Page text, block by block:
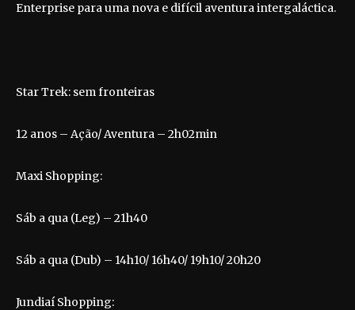
Enterprise para uma nova e difícil aventura intergaláctica.
Star Trek: sem fronteiras
12 anos – Ação/ Aventura – 2h02min
Maxi Shopping:
Sáb a qua (Leg) – 21h40
Sáb a qua (Dub) – 14h10/ 16h40/ 19h10/ 20h20
Jundiaí Shopping: